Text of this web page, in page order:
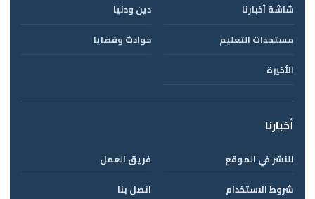
شاشة أخبارنا
دين ودنيا
مستجدات التعليم
حوادث وقضايا
الأخيرة
أخبارنا
للنشر في الموقع
فريق العمل
شروط الاستخدام
اتصل بنا